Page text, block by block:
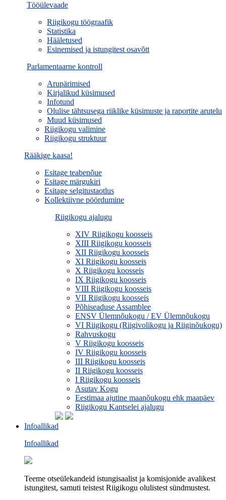
Tööülevaade
Riigikogu töögraafik
Statistika
Hääletused
Esinemised ja istungitest osavõtt
Parlamentaarne kontroll
Arupärimised
Kirjalikud küsimused
Infotund
Olulise tähtsusega riiklike küsimuste ja raportite arutelu
Muud küsimused
Riigikogu valimine
Riigikogu struktuur
Rääkige kaasa!
Esitage teabenõue
Esitage märgukiri
Esitage selgitustaotlus
Kollektiivne pöördumine
Riigikogu ajalugu
XIV Riigikogu koosseis
XIII Riigikogu koosseis
XII Riigikogu koosseis
XI Riigikogu koosseis
X Riigikogu koosseis
IX Riigikogu koosseis
VIII Riigikogu koosseis
VII Riigikogu koosseis
Põhiseaduse Assamblee
ENSV Ülemnõukogu / EV Ülemnõukogu
VI Riigikogu (Riigivolikogu ja Riiginõukogu)
Rahvuskogu
V Riigikogu koosseis
IV Riigikogu koosseis
III Riigikogu koosseis
II Riigikogu koosseis
I Riigikogu koosseis
Asutav Kogu
Eestimaa ajutine maanõukogu ehk maapäev
Riigikogu Kantselei ajalugu
Infoallikad
Infoallikad
Teeme otseülekandeid istungisaalist ja komisjonide avalikest
istungitest, samuti teistest Riigikogu olulistest sündmustest.